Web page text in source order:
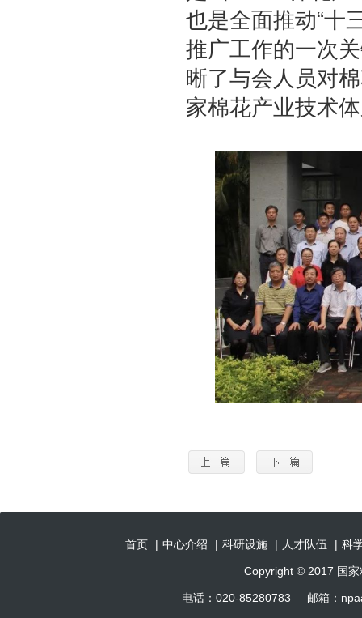
也是全面推动“十
推广工作的一次
晰了与会人员对
家棉花产业技术
首页 | 中心介绍 | 科研设施 | 人才队伍 | 科
Copyright © 2017 国
电话：020-85280783 邮箱：